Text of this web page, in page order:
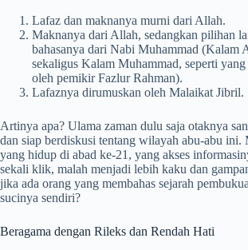
Lafaz dan maknanya murni dari Allah.
Maknanya dari Allah, sedangkan pilihan
bahasanya dari Nabi Muhammad (Kalam
sekaligus Kalam Muhammad, seperti
oleh pemikir Fazlur Rahman).
Lafaznya dirumuskan oleh Malaikat Jibril.
Artinya apa? Ulama zaman dulu saja otaknya
dan siap berdiskusi tentang wilayah abu-abu ini.
yang hidup di abad ke-21, yang akses
sekali klik, malah menjadi lebih kaku dan
jika ada orang yang membahas sejarah
sucinya sendiri?
Beragama dengan Rileks dan Rendah Hati